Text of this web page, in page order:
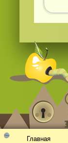
Главная